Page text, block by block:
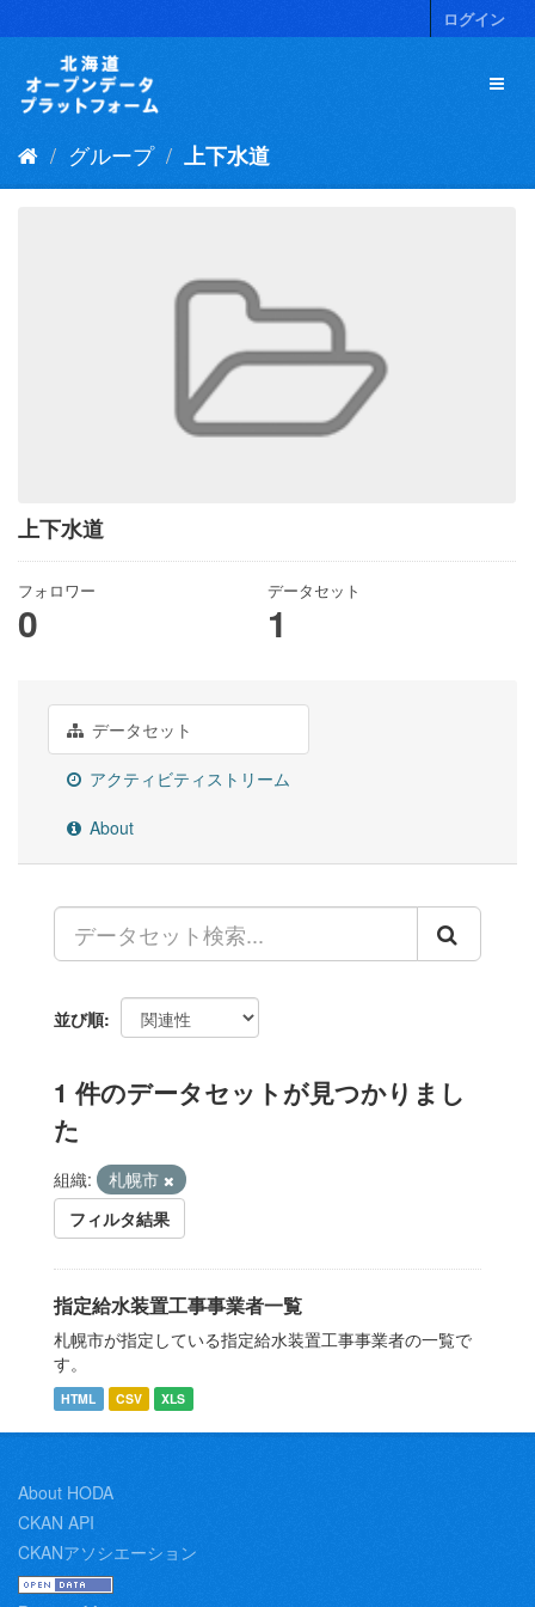
キ
ログイン
グループ 上下水道
上下水道
フォロワー
0
データセット
1
データセット
アクティビティストリーム
About
並び順
1 件のデータセットが見つかりまし
た
組織:
札幌市
フィルタ結果
指定給水装置工事事業者一覧
札幌市が指定している指定給水装置工事事業者の一覧で
す。
HTML CSV XLS
About HODA
CKAN API
CKANアソシエーション